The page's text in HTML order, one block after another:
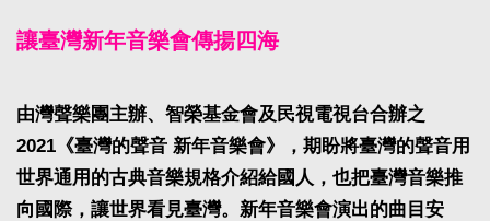
讓臺灣新年音樂會傳揚四海
由灣聲樂團主辦、智榮基金會及民視電視台合辦之
2021《臺灣的聲音 新年音樂會》，期盼將臺灣的聲音用
世界通用的古典音樂規格介紹給國人，也把臺灣音樂推
向國際，讓世界看見臺灣。新年音樂會演出的曲目安